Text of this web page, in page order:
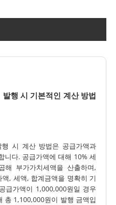
행 시 기본적인 계산 방법
시 계산 방법은 공급가액과
니다. 공급가액에 대해 10% 세
해 부가가치세액을 산출하며,
, 세액, 합계금액을 명확히 기
급가액이 1,000,000원일 경우
총 1,100,000원이 발행 금액입